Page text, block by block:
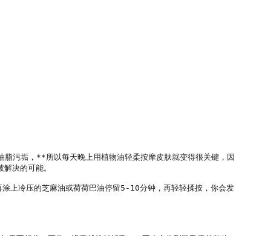
污垢，**所以每天晚上用植物油轻柔按摩皮肤就变得很关键，因
决的可能。
上冷压的芝麻油或荷荷巴油停留5-10分钟，再轻轻揉按，你会发